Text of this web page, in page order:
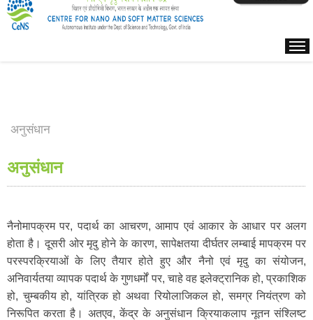
अनुसंधान
अनुसंधान
नैनोमापक्रम पर, पदार्थ का आचरण, आमाप एवं आकार के आधार पर अलग
होता है। दूसरी ओर मृदु होने के कारण, सापेक्षतया दीर्घतर लम्बाई मापक्रम पर
परस्परक्रियाओं के लिए तैयार होते हुए और नैनो एवं मृदु का संयोजन,
अनिवार्यतया व्यापक पदार्थ के गुणधर्मों पर, चाहे वह इलेक्ट्रानिक हो, प्रकाशिक
हो, चुम्बकीय हो, यांत्रिक हो अथवा रियोलाजिकल हो, समग्र नियंत्रण को
निरूपित करता है। अतएव, केंद्र के अनुसंधान क्रियाकलाप नूतन संश्लिष्ट